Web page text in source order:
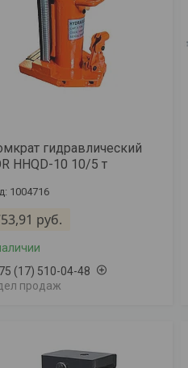
гидравлический
HHQD-10 10/5 т
1004716
руб.
(17) 510-04-48
продаж